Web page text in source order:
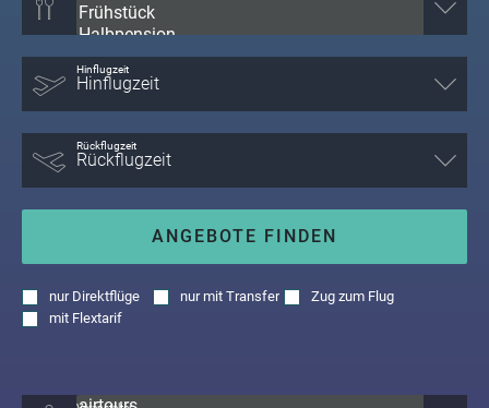
ANGEBOTE FINDEN
nur Direktflüge nurmit Transfer
Zug zum Flug
mit Flextarif
Hinflugzeit
Rückflugzeit